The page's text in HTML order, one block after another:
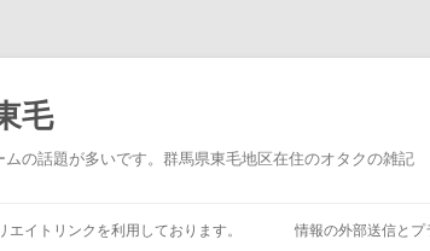
毛
ムの話題が多いです。群馬県東毛地区在住のオタクの雑記
イトリンクを利用しております。 情報の外部送信とプ